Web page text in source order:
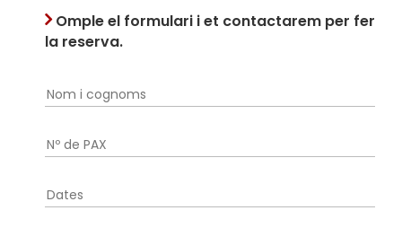
Omple el formulari i et contactarem per fer
la reserva.